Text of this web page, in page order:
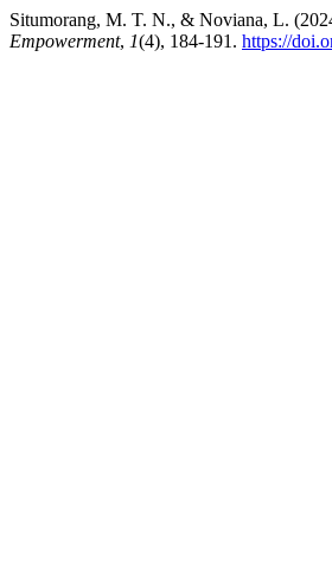
Situmorang, M. T. N., & Noviana, L.
Empowerment, 1(4), 184-191. https://